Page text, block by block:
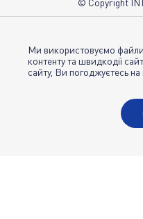
Магазини INTERSPORT
© Copyright
Політика
Ми використовуємо файли
контенту та швидкодії
сайту, Ви погоджуєтесь